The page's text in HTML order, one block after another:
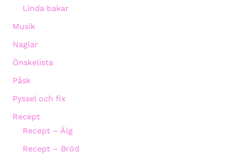
Linda bakar
Musik
Naglar
Önskelista
Påsk
Pyssel och fix
Recept
Recept – Älg
Recept – Bröd